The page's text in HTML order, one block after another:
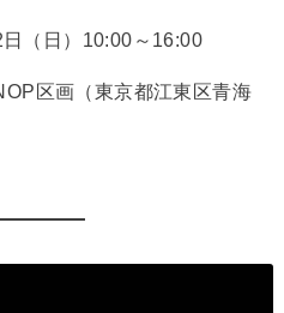
日（日）10:00～16:00
区画（東京都江東区青海